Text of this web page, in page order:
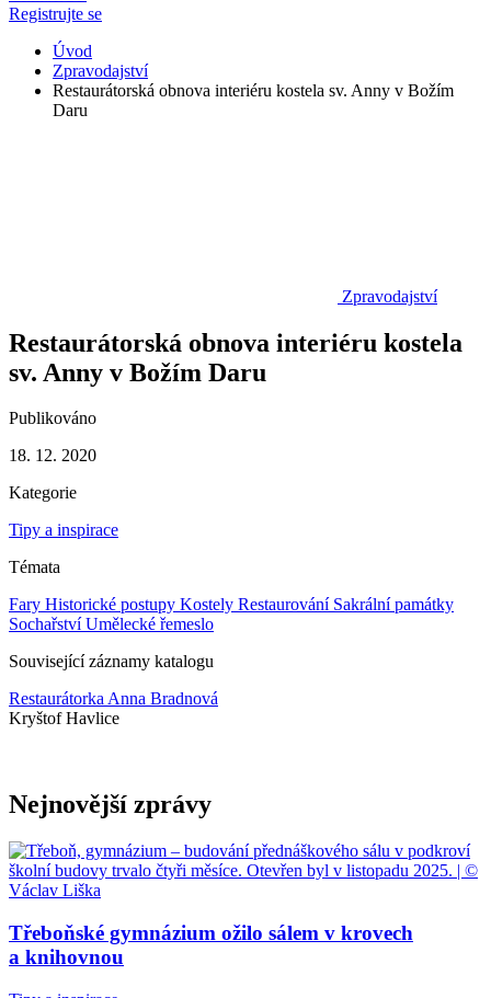
Registrujte se
Úvod
Zpravodajství
Restaurátorská obnova interiéru kostela sv. Anny v Božím
Daru
Zpravodajství
Restaurátorská obnova interiéru kostela
sv. Anny v Božím Daru
Publikováno
18. 12. 2020
Kategorie
Tipy a inspirace
Témata
Fary Historické postupy Kostely Restaurování Sakrální památky
SochařstvíUmělecké řemeslo
Související záznamy katalogu
Restaurátorka Anna Bradnová
Kryštof Havlice
Nejnovější zprávy
Třeboňské gymnázium ožilo sálem v krovech
a knihovnou